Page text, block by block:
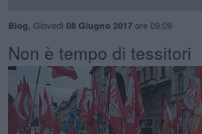
Blog Giovedì 08 Giugno 2017ore 09:09
Non è tempo di tessitori